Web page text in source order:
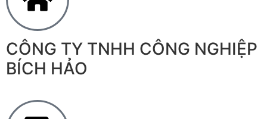
CÔNG TY TNHH CÔNG NGHIỆP
BÍCH HẢO